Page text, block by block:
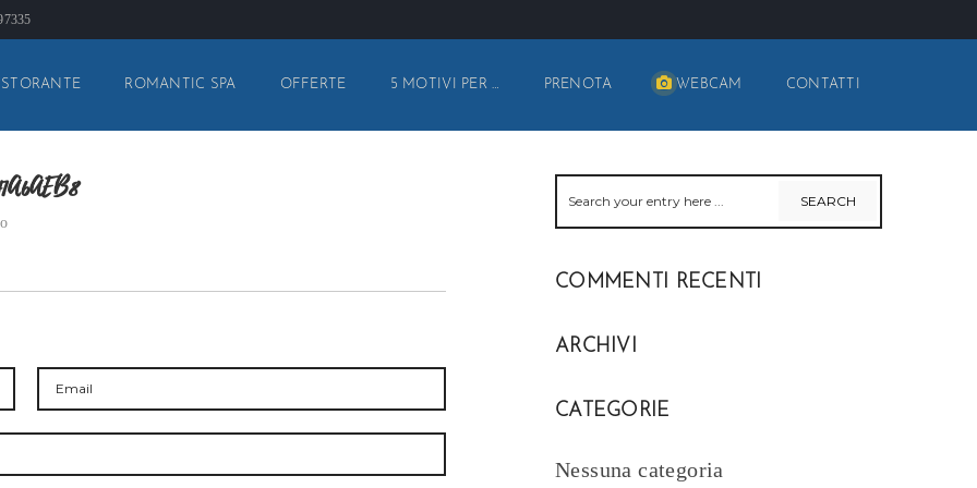
ROMANTIC SPA OFFERTE 5 MOTIVI PER … PRENOTA WEBCAM CONTATTI
COMMENTI RECENTI
ARCHIVI
CATEGORIE
Nessuna categoria